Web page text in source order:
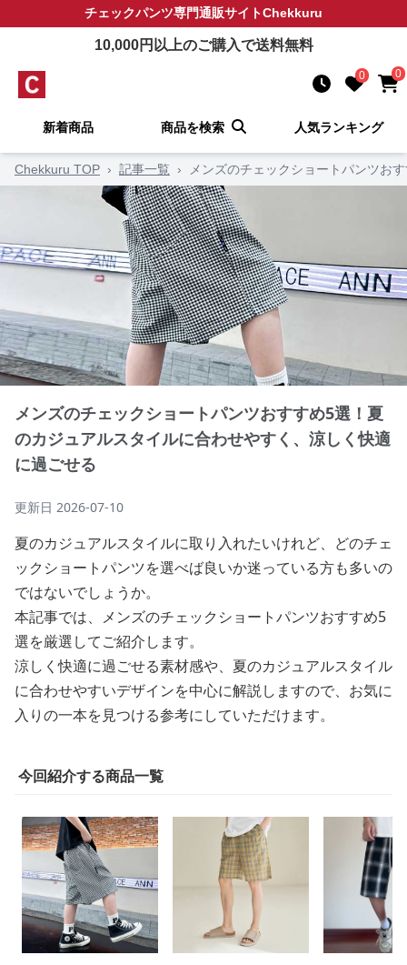
チェックパンツ専門通販サイトChekkuru
10,000円以上のご購入で送料無料
0 0
新着商品 商品を検索 人気ランキング
Chekkuru TOP › 記事一覧 › メンズのチェックショートパンツお
メンズのチェックショートパンツおすすめ5選！夏
のカジュアルスタイルに合わせやすく、涼しく快適
に過ごせる
更新日 2026-07-10
夏のカジュアルスタイルに取り入れたいけれど、どのチェ
ックショートパンツを選べば良いか迷っている方も多いの
ではないでしょうか。
本記事では、メンズのチェックショートパンツおすすめ5
選を厳選してご紹介します。
涼しく快適に過ごせる素材感や、夏のカジュアルスタイル
に合わせやすいデザインを中心に解説しますので、お気に
入りの一本を見つける参考にしていただけます。
今回紹介する商品一覧